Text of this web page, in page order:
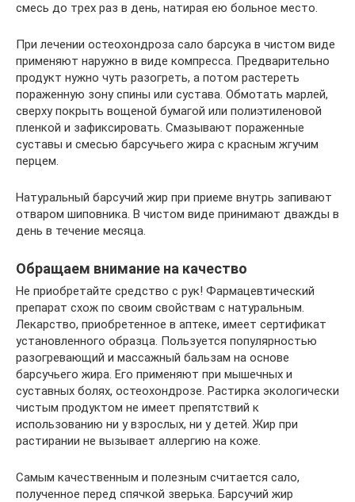
смесь до трех раз в день, натирая ею больное место.
При лечении остеохондроза сало барсука в чистом виде
применяют наружно в виде компресса. Предварительно
продукт нужно чуть разогреть, а потом растереть
пораженную зону спины или сустава. Обмотать марлей,
сверху покрыть вощеной бумагой или полиэтиленовой
пленкой и зафиксировать. Смазывают пораженные
суставы и смесью барсучьего жира с красным жгучим
перцем.
Натуральный барсучий жир при приеме внутрь запивают
отваром шиповника. В чистом виде принимают дважды в
день в течение месяца.
Обращаем внимание на качество
Не приобретайте средство с рук! Фармацевтический
препарат схож по своим свойствам с натуральным.
Лекарство, приобретенное в аптеке, имеет сертификат
установленного образца. Пользуется популярностью
разогревающий и массажный бальзам на основе
барсучьего жира. Его применяют при мышечных и
суставных болях, остеохондрозе. Растирка экологически
чистым продуктом не имеет препятствий к
использованию ни у взрослых, ни у детей. Жир при
растирании не вызывает аллергию на коже.
Самым качественным и полезным считается сало,
полученное перед спячкой зверька. Барсучий жир